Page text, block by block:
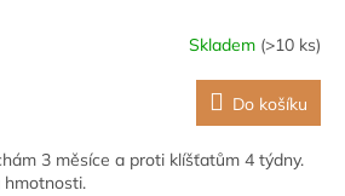
Skladem (>10 ks)
Do košíku
3 měsíce a proti klíšťatům 4 týdny.
hmotnosti.